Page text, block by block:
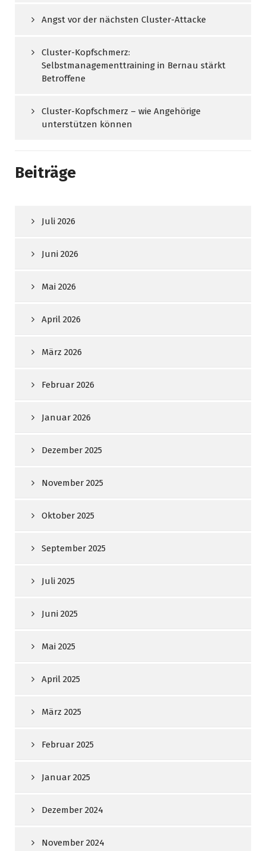
Angst vor der nächsten Cluster-Attacke
Cluster-Kopfschmerz:
Selbstmanagementtraining in Bernau stärkt
Betroffene
Cluster-Kopfschmerz – wie Angehörige
unterstützen können
Beiträge
Juli 2026
Juni 2026
Mai 2026
April 2026
März 2026
Februar 2026
Januar 2026
Dezember 2025
November 2025
Oktober 2025
September 2025
Juli 2025
Juni 2025
Mai 2025
April 2025
März 2025
Februar 2025
Januar 2025
Dezember 2024
November 2024